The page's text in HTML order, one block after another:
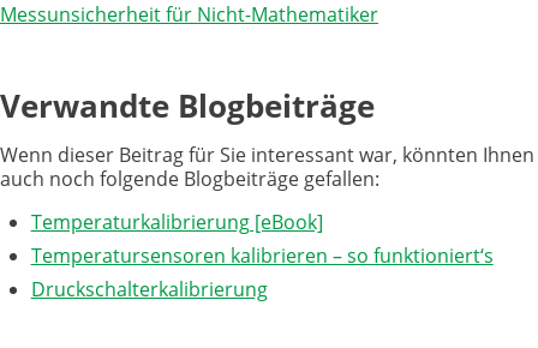
Messunsicherheit für Nicht-Mathematiker
Verwandte Blogbeiträge
Wenn dieser Beitrag für Sie interessant war, könnten Ihnen
auch noch folgende Blogbeiträge gefallen:
Temperaturkalibrierung [eBook]
Temperatursensoren kalibrieren – so funktioniert‘s
Druckschalterkalibrierung